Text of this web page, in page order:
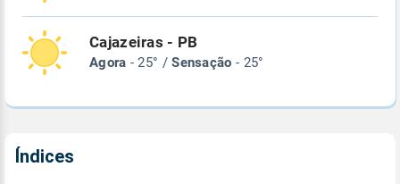
Cajazeiras - PB
Agora - 25° /Sensação - 25°
Índices